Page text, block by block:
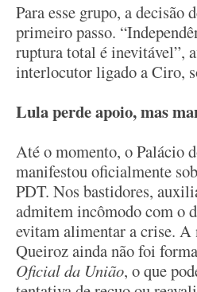
Para esse grupo, a decisão
primeiro passo.
ruptura total é inevitável”,
interlocutor ligado a Ciro,
Lula perde apoio, mas
Até o momento, o Palácio
manifestou oficialmente
PDT. Nos bastidores,
admitem incômodo com o
evitam alimentar a crise. A
Queiroz ainda não foi
Oficial da União, o que